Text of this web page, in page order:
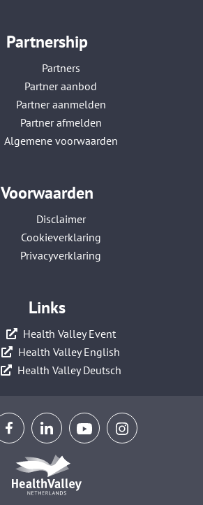
Partnership
Partners
Partner aanbod
Partner aanmelden
Partner afmelden
Algemene voorwaarden
Voorwaarden
Disclaimer
Cookieverklaring
Privacyverklaring
Links
Health Valley Event
Health Valley English
Health Valley Deutsch